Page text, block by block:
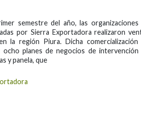
semestre del año, las organizaciones
por Sierra Exportadora realizaron
la región Piura. Dicha comercialización
ocho planes de negocios de intervención
y panela, que